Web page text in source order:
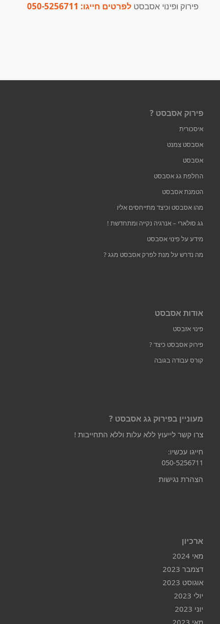
פירוק ופינוי אסבסט לפרטים חייגו: 050-5256711
פירוק אסבסט ?
איסכורית
אסבסט צמנט
אסבסט
החלפת גג אסבסט
הטמנת אסבסט
מהו אסבסט וכיצד מתייחסים אליו
גג סולארי – אנרגיה נקייה ומתחדשת !
מידע על פינוי אסבסט
מה נדרש על מנת לפרק אסבסט מגג ?
אודות אסבסט
פינוי אזבסט
פירוק אסבסט כיצד ?
קורס עבודה בגובה
מעוניין בפירוק גג אסבסט ?
צרו קשר לייעוץ ללא עלות וללא התחייבות !
חייגו עכשיו:
050-5256711
הצהרת נגישות
ארכיון
מאי 2024
דצמבר 2023
אוגוסט 2023
יולי 2023
יוני 2023
מאי 2023